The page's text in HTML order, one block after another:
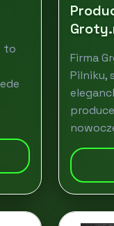
to
Firma
Pilniku,